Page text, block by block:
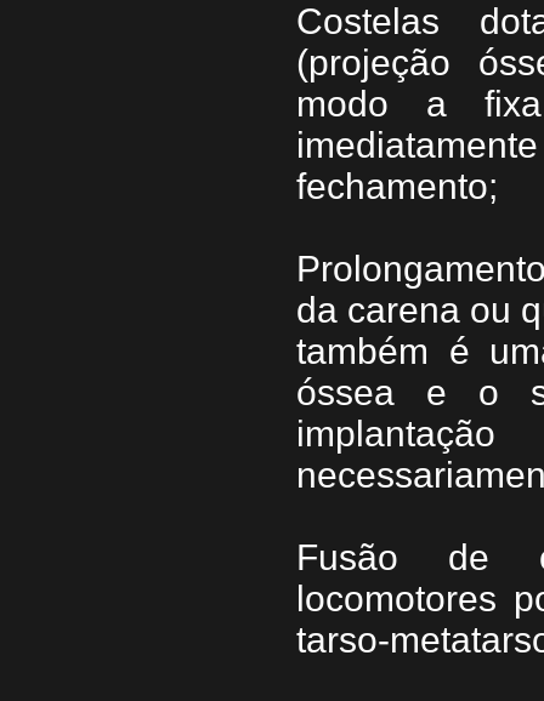
Costelas
(projeção
modo a
fechamento;
da carena ou
também é
óssea e o
Fusão de
locomotores
tarso-